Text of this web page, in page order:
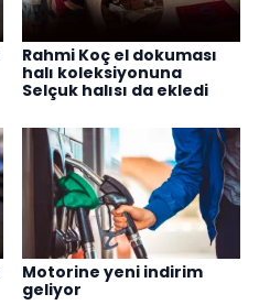
Rahmi Koç el dokuması
halı koleksiyonuna
Selçuk halısı da ekledi
Motorine yeni indirim
geliyor